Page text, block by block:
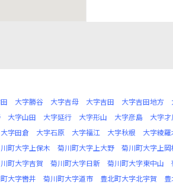
大字勝谷 大字吉母 大字吉田 大字吉田地方
大字山田 大字延行 大字形山 大字彦島 大字才
大字田倉 大字石原 大字福江 大字秋根 大字綾羅
町大字上保木 菊川町大字上大野 菊川町大字上岡
町大字吉賀 菊川町大字日新 菊川町大字東中山
大字轡井 菊川町大字道市 豊北町大字北宇賀